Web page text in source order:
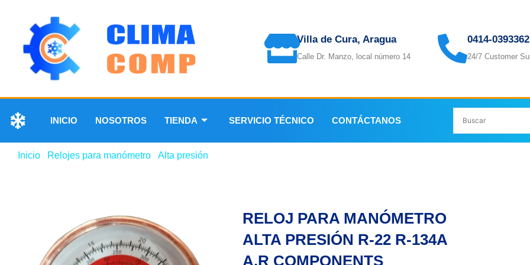
Villa de Cura, Aragua
Calle Dr. Manzo, local número 14
0414-0393362
24/7 Customer
INICIO NOSOTROS TIENDA SERVICIO TÉCNICO CONTÁCTANOS
Inicio Relojes para manómetro Alta presión
RELOJ PARA MANÓMETRO
ALTA PRESIÓN R-22 R-134A
A.R COMPONENTS